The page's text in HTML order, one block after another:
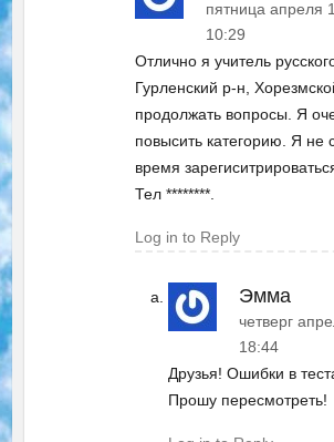
пятница апреля
10:29
Отлично я учитель
Гурленский р-н,
продолжать вопросы. Я
повысить категорию. Я не
время
Тел ********.
Log in to Reply
Эмма
четверг
18:44
Друзья! Ошибки в
Прошу пересмотреть!